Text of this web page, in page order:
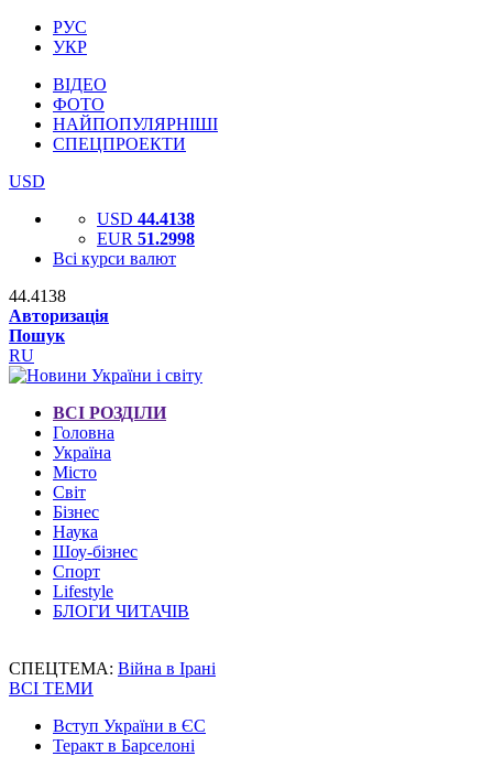
РУС
УКР
ВІДЕО
ФОТО
НАЙПОПУЛЯРНІШІ
СПЕЦПРОЕКТИ
USD
USD 44.4138
EUR 51.2998
Всі курси валют
44.4138
Авторизація
Пошук
RU
ВСІ РОЗДІЛИ
Головна
Україна
Місто
Світ
Бізнес
Наука
Шоу-бізнес
Спорт
Lifestyle
БЛОГИ ЧИТАЧІВ
СПЕЦТЕМА: Війна в Ірані
ВСІ ТЕМИ
Вступ України в ЄС
Теракт в Барселоні